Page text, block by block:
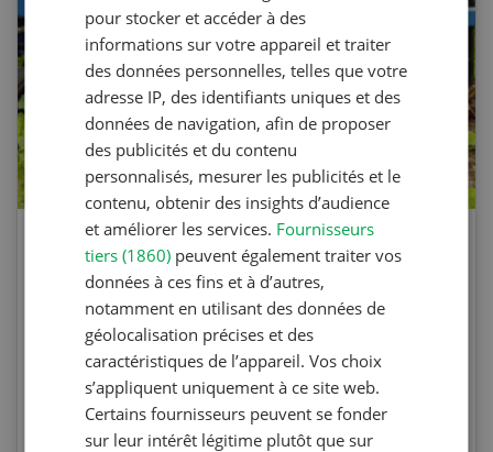
Agri Quiz sur le désherbage
mécanique
Testez vos connaissances en participant à
l’Agri Quiz de la Revue UFA. Les questions
portent sur le désherbage mécanique et les
machines spécifiques.
pour stocker et accéder à des
informations sur votre appareil et traiter
des données personnelles, telles que votre
adresse IP, des identifiants uniques et des
données de navigation, afin de proposer
des publicités et du contenu
personnalisés, mesurer les publicités et le
contenu, obtenir des insights d’audience
et améliorer les services. Fournisseurs
tiers (1860) peuvent également traiter vos
données à ces fins et à d’autres,
notamment en utilisant des données de
géolocalisation précises et des
caractéristiques de l’appareil. Vos choix
s’appliquent uniquement à ce site web.
Certains fournisseurs peuvent se fonder
sur leur intérêt légitime plutôt que sur